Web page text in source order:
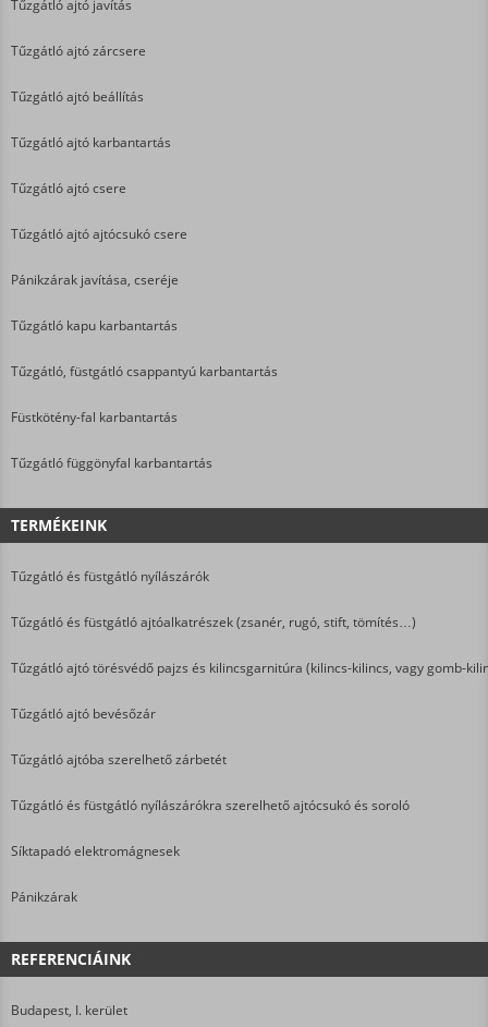
Tűzgátló ajtó javítás
Tűzgátló ajtó zárcsere
Tűzgátló ajtó beállítás
Tűzgátló ajtó karbantartás
Tűzgátló ajtó csere
Tűzgátló ajtó ajtócsukó csere
Pánikzárak javítása, cseréje
Tűzgátló kapu karbantartás
Tűzgátló, füstgátló csappantyú karbantartás
Füstkötény-fal karbantartás
Tűzgátló függönyfal karbantartás
TERMÉKEINK
Tűzgátló és füstgátló nyílászárók
Tűzgátló és füstgátló ajtóalkatrészek (zsanér, rugó, stift, tömítés…)
Tűzgátló ajtó törésvédő pajzs és kilincsgarnitúra (kilincs-kilincs, vagy gomb-
Tűzgátló ajtó bevésőzár
Tűzgátló ajtóba szerelhető zárbetét
Tűzgátló és füstgátló nyílászárókra szerelhető ajtócsukó és soroló
Síktapadó elektromágnesek
Pánikzárak
REFERENCIÁINK
Budapest, I. kerület